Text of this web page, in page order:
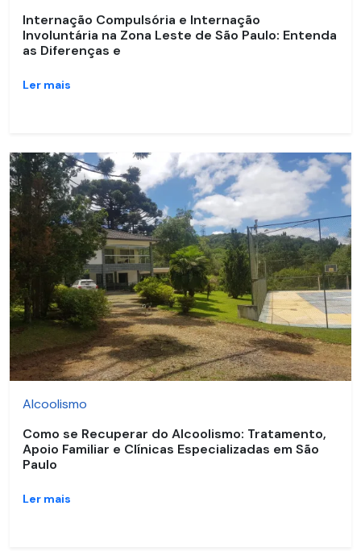
Internação Compulsória e Internação
Involuntária na Zona Leste de São Paulo: Entenda
as Diferenças e
Ler mais
Alcoolismo
Como se Recuperar do Alcoolismo: Tratamento,
Apoio Familiar e Clínicas Especializadas em São
Paulo
Ler mais